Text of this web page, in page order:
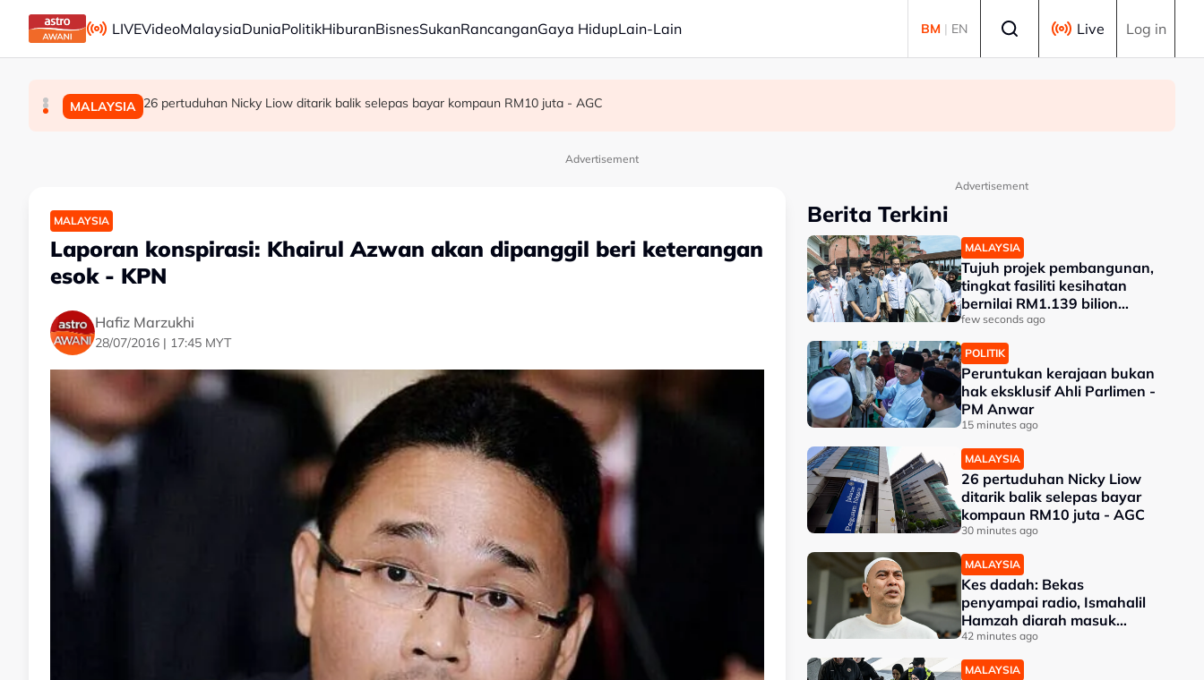
Skip to main content
LIVEVideoMalaysiaDuniaPolitikHiburanBisnesSukanRancanganGaya HidupLain-Lain BM | EN Live Log in
MALAYSIA Tujuh projek pembangunan, tingkat fasiliti kesihatan bernilai RM1.139 bilion dilaksana di HSA
POLITIK Peruntukan kerajaan bukan hak eksklusif Ahli Parlimen - PM Anwar
MALAYSIA 26 pertuduhan Nicky Liow ditarik balik selepas bayar kompaun RM10 juta - AGC
Advertisement
MALAYSIA
Laporan konspirasi: Khairul Azwan akan dipanggil beri keterangan
esok - KPN
Hafiz Marzukhi
28/07/2016 | 17:45 MYT
Advertisement
Berita Terkini
MALAYSIA
Tujuh projek pembangunan,
tingkat fasiliti kesihatan
bernilai RM1.139 bilion
dilaksana di HSA
few seconds ago
POLITIK
Peruntukan kerajaan bukan
hak eksklusif Ahli Parlimen -
PM Anwar
15 minutes ago
MALAYSIA
26 pertuduhan Nicky Liow
ditarik balik selepas bayar
kompaun RM10 juta - AGC
30 minutes ago
MALAYSIA
Kes dadah: Bekas
penyampai radio, Ismahalil
Hamzah diarah masuk
penjara hari ini
42 minutes ago
MALAYSIA